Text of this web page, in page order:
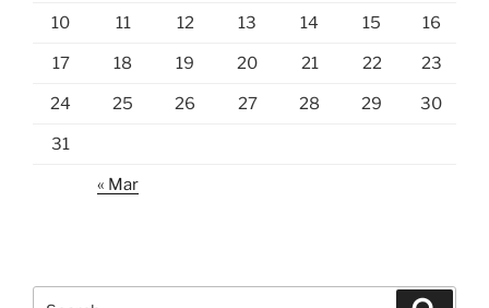
10 11 12 13 14 15 16
17 18 19 20 21 22 23
24 25 26 27 28 29 30
31
« Mar